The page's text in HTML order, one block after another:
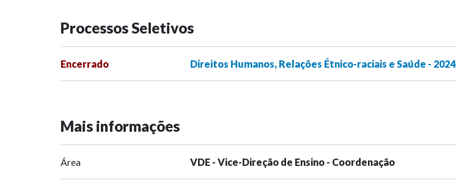
Processos Seletivos
Encerrado Direitos Humanos, Relações Étnico-raciais e Saúde - 2024
Mais informações
Área VDE - Vice-Direção de Ensino - Coordenação